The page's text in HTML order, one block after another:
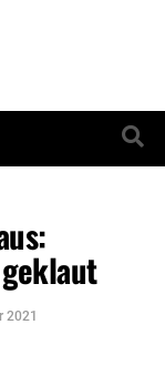
2021